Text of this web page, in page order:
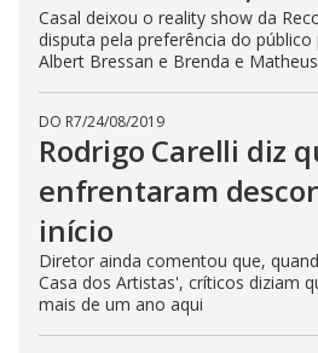
Casal deixou o reality show da
disputa pela preferência do público
Albert Bressan e Brenda e Matheus
DO R7/24/08/2019
Rodrigo Carelli diz
enfrentaram
início
Diretor ainda comentou que,
Casa dos Artistas', críticos diziam
mais de um ano aqui